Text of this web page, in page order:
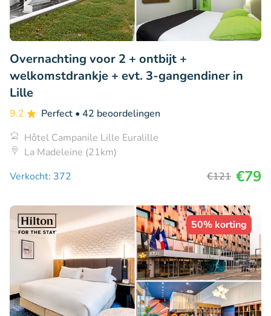
Overnachting voor 2 + ontbijt +
welkomstdrankje + evt. 3-gangendiner in
Lille
9.2 Perfect • 42 beoordelingen
Hôtel Campanile Lille Euralille
La Madeleine (21km)
Verkocht: 372
€121 €79
50% korting